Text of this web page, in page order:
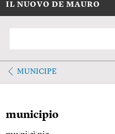
IL NUOVO DE MAURO
MUNICIPE
municipio